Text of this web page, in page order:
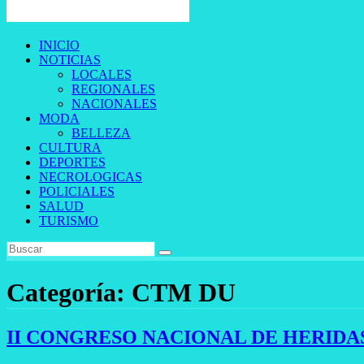
INICIO
NOTICIAS
LOCALES
REGIONALES
NACIONALES
MODA
BELLEZA
CULTURA
DEPORTES
NECROLOGICAS
POLICIALES
SALUD
TURISMO
Categoría: CTM DU
II CONGRESO NACIONAL DE